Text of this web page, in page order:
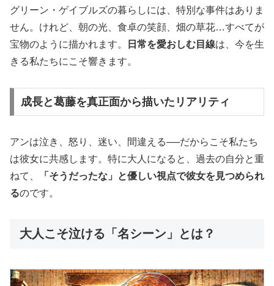
グリーン・ゲイブルズの暮らしには、特別な事件はありま
せん。けれど、朝の光、食卓の笑顔、畑の草花…すべてが
宝物のように描かれます。
日常を愛おしむ目線は、今を生
きる私たちにこそ響きます。
成長と葛藤を真正面から描いたリアリティ
アンは泣き、怒り、迷い、間違える──だからこそ私たち
は彼女に共感します。特に大人になると、過去の自分と重
ねて、
「そうだったな」と優しい視点で彼女を見つめられ
るのです。
大人こそ泣ける「名シーン」とは？